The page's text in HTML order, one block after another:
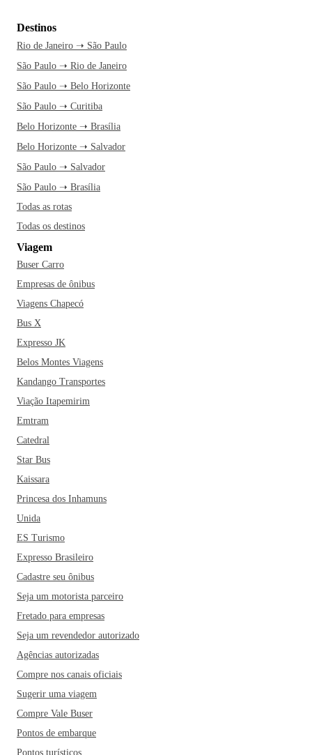
Destinos
Rio de Janeiro ➝ São Paulo
São Paulo ➝ Rio de Janeiro
São Paulo ➝ Belo Horizonte
São Paulo ➝ Curitiba
Belo Horizonte ➝ Brasília
Belo Horizonte ➝ Salvador
São Paulo ➝ Salvador
São Paulo ➝ Brasília
Todas as rotas
Todas os destinos
Viagem
Buser Carro
Empresas de ônibus
Viagens Chapecó
Bus X
Expresso JK
Belos Montes Viagens
Kandango Transportes
Viação Itapemirim
Emtram
Catedral
Star Bus
Kaissara
Princesa dos Inhamuns
Unida
ES Turismo
Expresso Brasileiro
Cadastre seu ônibus
Seja um motorista parceiro
Fretado para empresas
Seja um revendedor autorizado
Agências autorizadas
Compre nos canais oficiais
Sugerir uma viagem
Compre Vale Buser
Pontos de embarque
Pontos turísticos